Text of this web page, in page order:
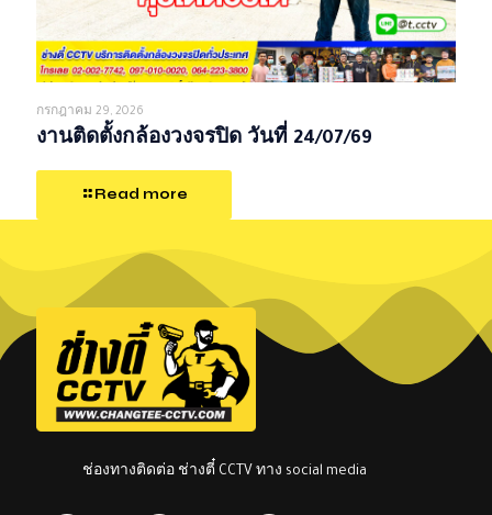
กรกฎาคม 29, 2026
งานติดตั้งกล้องวงจรปิด วันที่ 24/07/69
Read more
ช่องทางติดต่อ ช่างตี๋ CCTV ทาง social media